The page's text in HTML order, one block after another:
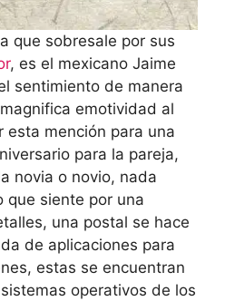
que sobresale por sus
, es el mexicano Jaime
sentimiento de manera
emotividad al
esta mención para una
para la pareja,
novia o novio, nada
que siente por una
una postal se hace
de aplicaciones para
estas se encuentran
operativos de los